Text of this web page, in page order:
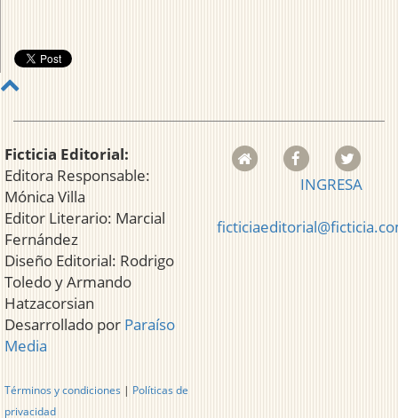
Ficticia Editorial:
Editora Responsable:
Mónica Villa
Editor Literario: Marcial
Fernández
Diseño Editorial: Rodrigo
Toledo y Armando
Hatzacorsian
Desarrollado por Paraíso
Media
Términos y condiciones | Políticas de
privacidad
INGRESA